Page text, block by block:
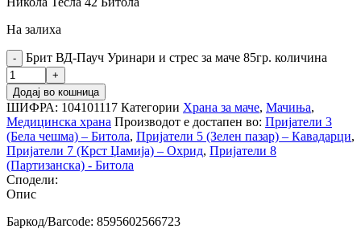
На залиха
Брит ВД-Пауч Уринари и стрес за маче 85гр. количина
Додај во кошница
ШИФРА: 104101117 Категории Храна за маче, Мачиња,
Медицинска храна Производот е достапен во: Пријатели 3
(Бела чешма) – Битола, Пријатели 5 (Зелен пазар) – Кавадарци,
Пријатели 7 (Крст Џамија) – Охрид, Пријатели 8
(Партизанска) - Битола
Сподели:
Опис
Баркод/Barcode: 8595602566723